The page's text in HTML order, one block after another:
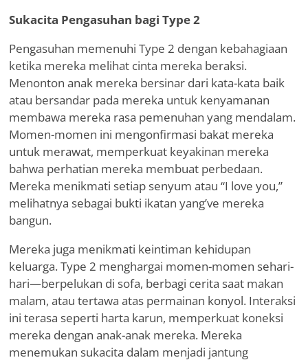
Sukacita Pengasuhan bagi Type 2
Pengasuhan memenuhi Type 2 dengan kebahagiaan
ketika mereka melihat cinta mereka beraksi.
Menonton anak mereka bersinar dari kata-kata baik
atau bersandar pada mereka untuk kenyamanan
membawa mereka rasa pemenuhan yang mendalam.
Momen-momen ini mengonfirmasi bakat mereka
untuk merawat, memperkuat keyakinan mereka
bahwa perhatian mereka membuat perbedaan.
Mereka menikmati setiap senyum atau “I love you,”
melihatnya sebagai bukti ikatan yang’ve mereka
bangun.
Mereka juga menikmati keintiman kehidupan
keluarga. Type 2 menghargai momen-momen sehari-
hari—berpelukan di sofa, berbagi cerita saat makan
malam, atau tertawa atas permainan konyol. Interaksi
ini terasa seperti harta karun, memperkuat koneksi
mereka dengan anak-anak mereka. Mereka
menemukan sukacita dalam menjadi jantung